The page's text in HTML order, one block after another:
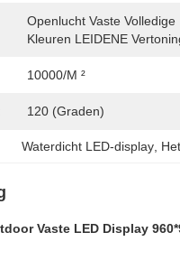
Openlucht Vaste Volledige
Kleuren LEIDENE
10000/m ²
120 (graden)
Waterdicht LED-display
Vaste LED Display